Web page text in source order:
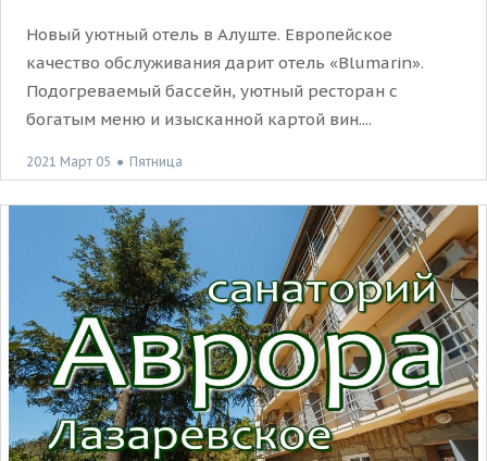
Новый уютный отель в Алуште. Европейское
качество обслуживания дарит отель «Blumarin».
Подогреваемый бассейн, уютный ресторан с
богатым меню и изысканной картой вин....
2021 Март 05 ● Пятница